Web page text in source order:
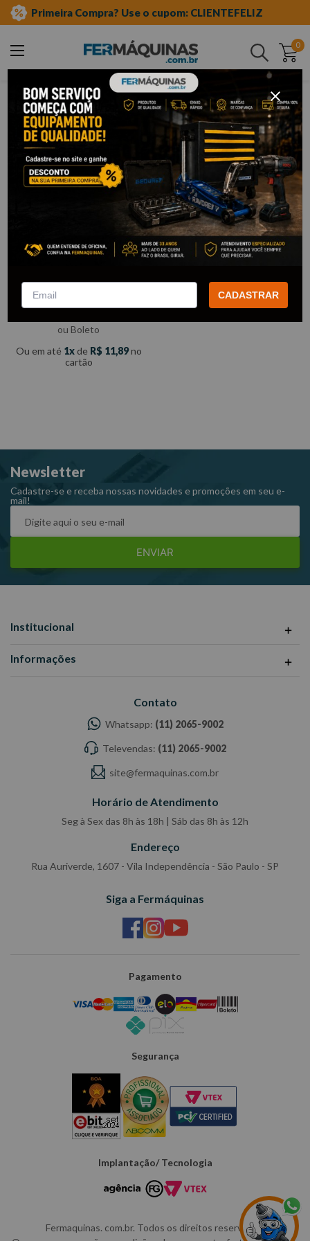
Primeira Compra? Use o cupom: CLIENTEFELIZ
0
Buscar
spin line
Spin Line
Filtrar
Fio de Nylon Laranja 2,70mm x
SPIN LINE
Por:R$11,30/cada
ou Boleto
Ou em até 1 de R$ 11,89no
cartão
Newsletter
Cadastre-se e receba nossas novidades e promoções em seu e-
mail!
ENVIAR
Institucional
Informações
Contato
Whatsapp: (11) 2065-9002
Televendas: (11) 2065-9002
site@fermaquinas.com.br
Horário de Atendimento
Seg à Sex das 8h às 18h | Sáb das 8h às 12h
Endereço
Rua Auriverde, 1607 - Vila Independência - São Paulo - SP
Siga a Fermáquinas
Pagamento
Segurança
Implantação/ Tecnologia
Fermaquinas. com.br. Todos os direitos reservados.
CADASTRAR